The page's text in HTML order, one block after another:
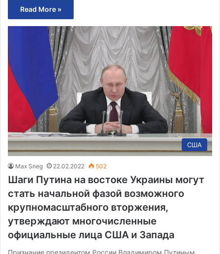
Read More »
США
Max Sneg 22.02.2022 502
Шаги Путина на востоке Украины могут
стать начальной фазой возможного
крупномасштабного вторжения,
утверждают многочисленные
официальные лица США и Запада
Признание президентом России Владимиром Путиным